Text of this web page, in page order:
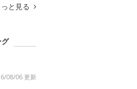
っと見る
08/06 更新